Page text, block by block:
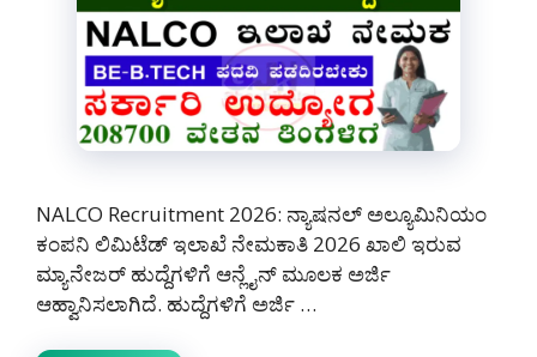
NALCO Recruitment 2026: ನ್ಯಾಷನಲ್ ಅಲ್ಯೂಮಿನಿಯಂ
ಕಂಪನಿ ಲಿಮಿಟೆಡ್ ಇಲಾಖೆ ನೇಮಕಾತಿ 2026 ಖಾಲಿ ಇರುವ
ಮ್ಯಾನೇಜರ್ ಹುದ್ದೆಗಳಿಗೆ ಆನ್ಲೈನ್ ಮೂಲಕ ಅರ್ಜಿ
ಆಹ್ವಾನಿಸಲಾಗಿದೆ. ಹುದ್ದೆಗಳಿಗೆ ಅರ್ಜಿ …